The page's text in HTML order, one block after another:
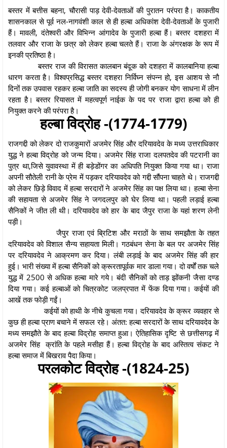
बस्तर में बत्तीस बहना, चौरासी पाड़ देवी-देवताओं की पुरातन परंपरा है। काकतीय
शासनकाल से पूर्व नल-नागवंशी काल से ही हल्बा अधिकांश देवी-देवताओं के पुजारी
हैं। मावली, दंतेश्वरी और विभिन्न आंगादेव के पुजारी हल्बा हैं। बस्तर दशहरा में
तलवार और राजा के छत्र को लेकर हल्बा चलते हैं। राजा के अंगरक्षक के रूप में
इनकी प्रतिष्ठा है।
बस्तर राज की विरासत कालबान बंदूक को दशहरा में कालबानिया हल्बा
धारण करता है। विश्वप्रसिद्ध बस्तर दशहरा निर्विघ्न संपन्न हो, इस आशय से नौ
दिनों तक उपवास रहकर हल्बा जाति का सदस्य ही जोगी बनकर योग साधना में लीन
रहता है। बस्तर रियासत में महत्वपूर्ण नाईक के पद पर राजा द्वारा हल्बा को ही
नियुक्त करने की परंपरा है।
हल्बा विद्रोह -(1774-1779)
राजगद्दी को लेकर दो राजकुमारों अजमेर सिंह और दरियावदेव के मध्य उत्तराधिकार
युद्ध ने हल्बा विद्रोह को जन्म दिया। अजमेर सिंह राजा दलपतदेव की पटरानी का
पुत्र था,जिसे युवावस्था में ही बड़ेडोंगर का अधिपति नियुक्त किया गया था। राजा
अपनी सौतेली रानी के प्रेम में पड़कर दरियावदेव को गद्दी सौंपना चाहते थे। राजगद्दी
को लेकर छिड़े विवाद में हल्बा सरदारों ने अजमेर सिंह का पक्ष लिया था। हल्बा सेना
की सहायता से अजमेर सिंह ने जगदलपुर को घेर लिया था। पहली लड़ाई हल्बा
सैनिकों ने जीत ली थी। दरियावदेव को हार के बाद जैपुर राजा के यहां शरण लेनी
पड़ी।
जैपुर राजा एवं ब्रिटिश और मराठों के साथ समझौता के तहत
दरियावदेव को विशाल सैन्य सहायता मिली। गठबंधन सेना के बल पर अजमेर सिंह
पर दरियावदेव ने आक्रमण कर दिया। लंबी लड़ाई के बाद अजमेर सिंह की हार
हुई। भारी संख्या में हल्बा सैनिकों को क्रूरतापूर्वक मार डाला गया। दो वर्षों तक चले
युद्ध में 2500 से अधिक हल्बा मारे गये। बंदी सैनिकों को ताड़ झोंकनी जैसा दण्ड
दिया गया। कई हल्बाओं को चित्रकोट जलप्रपात में फेंक दिया गया। कईयों की
आखें तक फोड़ी गईं।
कईयों को हाथी के नीचे कुचला गया। दरियावदेव के क्रूर व्यवहार से
कुछ ही हल्बा प्राण बचाने में सफल रहे। अंतत: हल्बा सरदारों के साथ दरियावदेव के
मध्य समझौते के बाद हल्बा विद्रोह समाप्त हुआ। ऐतिहासिक दृष्टि से छत्तीसगढ़ में
अजमेर सिंह क्रांति के पहले मसीहा हैं। हल्बा विद्रोह के बाद अस्तित्व संकट ने
हल्बा समाज में बिखराव पैदा किया।
परलकोट विद्रोह -(1824-25)